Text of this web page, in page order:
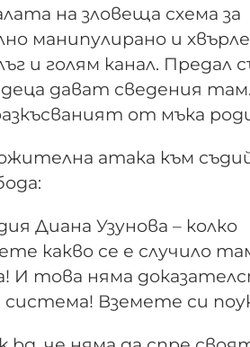
на зловеща схема за
манипулирано и
и голям канал. Предал
дават сведения
от мъка
атака към
Диана Узунова – колко
какво се е случило
И това няма
Вземете си